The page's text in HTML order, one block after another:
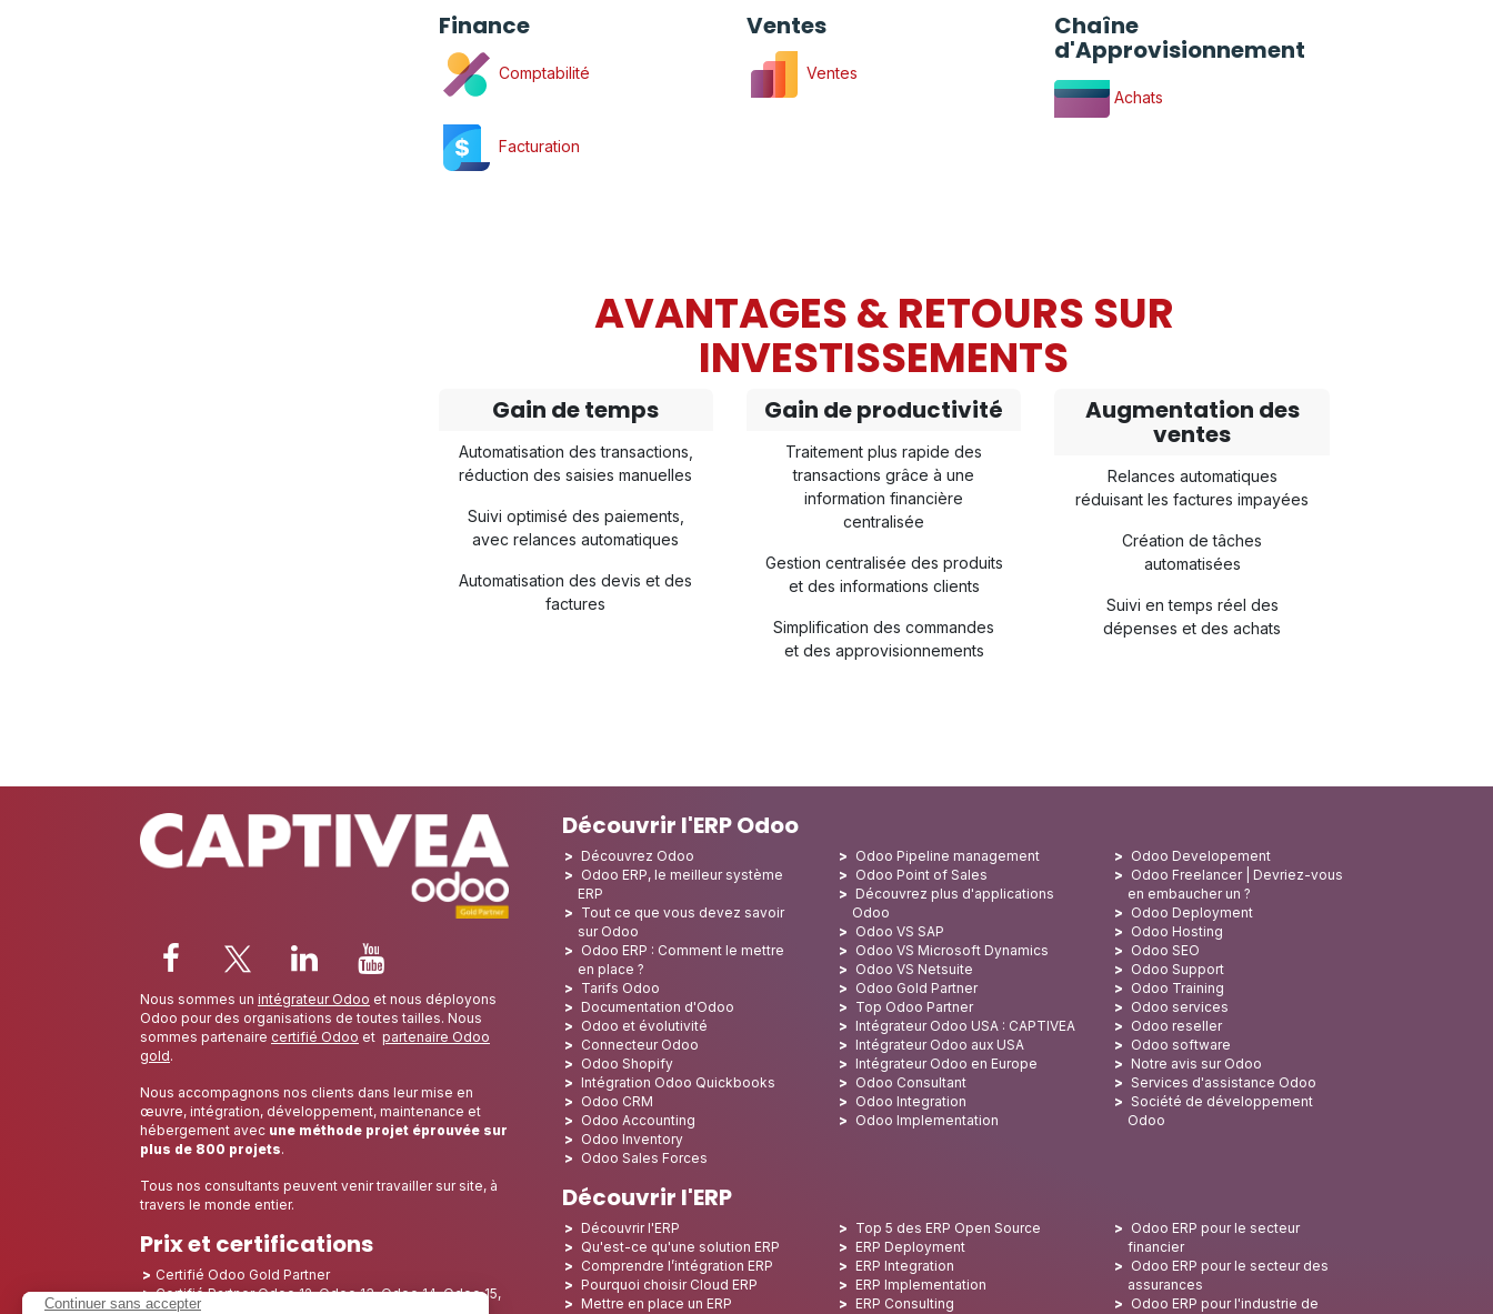
Finance
Comptabilité
Facturation
Ventes
Ventes
Chaîne
d'Approvisionnement
Achats
AVANTAGES & RETOURS SUR
INVESTISSEMENTS
Gain de temps
Automatisation des transactions,
réduction des saisies manuelles
Suivi optimisé des paiements,
avec relances automatiques
Automatisation des devis et des
factures
Gain de productivité
Traitement plus rapide des
transactions grâce à une
information financière
centralisée
Gestion centralisée des produits
et des informations clients
Simplification des commandes
et des approvisionnements
Augmentation des
ventes
Relances automatiques
réduisant les factures impayées
Création de tâches
automatisées
Suivi en temps réel des
dépenses et des achats
Nous sommes un intégrateur Odoo et nous déployons
Odoo pour des organisations de toutes tailles. Nous
sommes partenaire certifié Odoo et partenaire Odoo
gold.
Nous accompagnons nos clients dans leur mise en
œuvre, intégration, développement, maintenance et
hébergement avec une méthode projet éprouvée sur
plus de 800 projets.
Tous nos consultants peuvent venir travailler sur site, à
travers le monde entier.
Prix et certifications
Certifié Odoo Gold Partner
Certifié Partner Odoo 12, Odoo 13, Odoo 14, Odoo 15,
Découvrir l'ERP Odoo
Découvrez Odoo
Odoo ERP, le meilleur système
ERP
Tout ce que vous devez savoir
sur Odoo
Odoo ERP : Comment le mettre
en place ?
Tarifs Odoo
Documentation d'Odoo
Odoo et évolutivité
Connecteur Odoo
Odoo Shopify
Intégration Odoo Quickbooks
Odoo CRM
Odoo Accounting
Odoo Inventory
Odoo Sales Forces
Odoo Pipeline management
Odoo Point of Sales
Découvrez plus d'applications
Odoo
Odoo VS SAP
Odoo VS Microsoft Dynamics
Odoo VS Netsuite
Odoo Gold Partner
Top Odoo Partner
Intégrateur Odoo USA : CAPTIVEA
Intégrateur Odoo aux USA
Intégrateur Odoo en Europe
Odoo Consultant
Odoo Integration
Odoo Implementation
Odoo Developement
Odoo Freelancer | Devriez-vous
en embaucher un ?
Odoo Deployment
Odoo Hosting
Odoo SEO
Odoo Support
Odoo Training
Odoo services
Odoo reseller
Odoo software
Notre avis sur Odoo
Services d'assistance Odoo
Société de développement
Odoo
Découvrir l'ERP
Découvrir l'ERP
Qu'est-ce qu'une solution ERP
Comprendre l’intégration ERP
Pourquoi choisir Cloud ERP
Mettre en place un ERP
Top 5 des ERP Open Source
ERP Deployment
ERP Integration
ERP Implementation
ERP Consulting
Odoo ERP pour le secteur
financier
Odoo ERP pour le secteur des
assurances
Odoo ERP pour l'industrie de